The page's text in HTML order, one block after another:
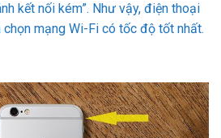
kết nối kém”. Như vậy, điện thoại
mạng Wi-Fi có tốc độ tốt nhất.